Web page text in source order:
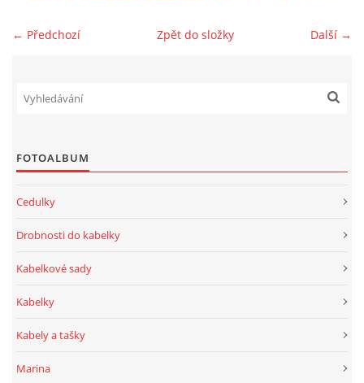
← Předchozí Další →
Zpět do složky
FOTOALBUM
Cedulky
Drobnosti do kabelky
Kabelkové sady
Kabelky
Kabely a tašky
Marina